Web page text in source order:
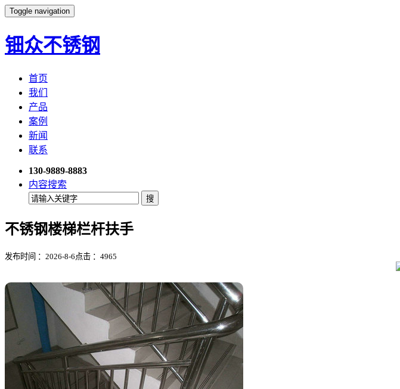
Toggle navigation
钿众不锈钢
首页
我们
产品
案例
新闻
联系
130-9889-8883
内容搜索
不锈钢楼梯栏杆扶手
发布时间 ：2026-8-6 点击 ： 4965